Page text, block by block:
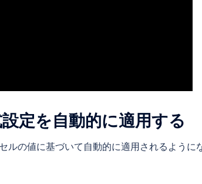
定を自動的に適用する
ルの値に基づいて自動的に適用されるように